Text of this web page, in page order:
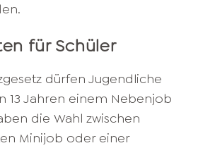
für Schüler
dürfen Jugendliche
13 Jahren einem Nebenjob
die Wahl zwischen
Minijob oder einer